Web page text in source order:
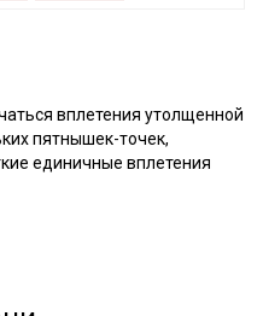
вплетения утолщенной
пятнышек-точек,
единичные вплетения
(рисунок нанесен не по
на расстоянии до 5см от